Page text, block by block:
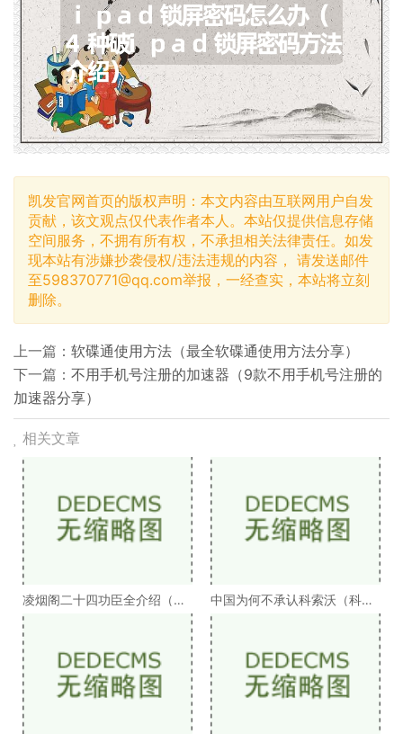
凯发官网首页的版权声明：本文内容由互联网用户自发
贡献，该文观点仅代表作者本人。本站仅提供信息存储
空间服务，不拥有所有权，不承担相关法律责任。如发
现本站有涉嫌抄袭侵权/违法违规的内容， 请发送邮件
至598370771@qq.com举报，一经查实，本站将立刻
删除。
上一篇： 软碟通使用方法（最全软碟通使用方法分享）
下一篇： 不用手机号注册的加速器（9款不用手机号注册的
加速器分享）
相关文章
凌烟阁二十四功臣全介绍（凌
烟阁二十四功臣排
中国为何不承认科索沃（科索
沃为何不被承认）